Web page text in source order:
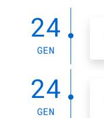
24
GEN
24
GEN